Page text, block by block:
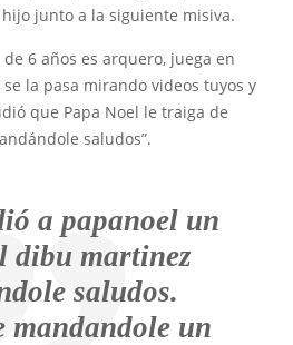
junto a la siguiente misiva.
6 años es arquero, juega en
se la pasa mirando videos tuyos y
que Papa Noel le traiga de
saludos”.
a papanoel un
dibu martinez
saludos.
mandandole un